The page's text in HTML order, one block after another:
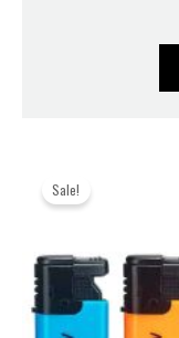
Sale!